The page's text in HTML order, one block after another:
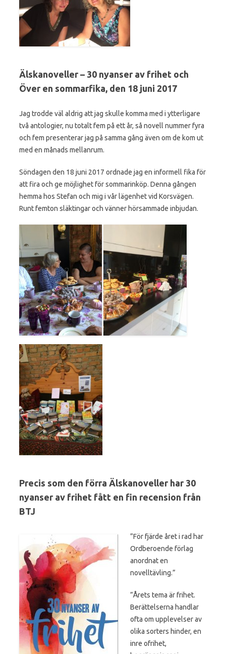
Älskanoveller – 30 nyanser av frihet och
Över en sommarfika, den 18 juni 2017
Jag trodde väl aldrig att jag skulle komma med i ytterligare
två antologier, nu totalt fem på ett år, så novell nummer fyra
och fem presenterar jag på samma gång även om de kom ut
med en månads mellanrum.
Söndagen den 18 juni 2017 ordnade jag en informell fika för
att fira och ge möjlighet för sommarinköp. Denna gången
hemma hos Stefan och mig i vår lägenhet vid Korsvägen.
Runt femton släktingar och vänner hörsammade inbjudan.
Precis som den förra Älskanoveller har 30
nyanser av frihet fått en fin recension från
BTJ
”För fjärde året i rad har
Ordberoende förlag
anordnat en
novelltävling.”
”Årets tema är frihet.
Berättelserna handlar
ofta om upplevelser av
olika sorters hinder, en
inre ofrihet,